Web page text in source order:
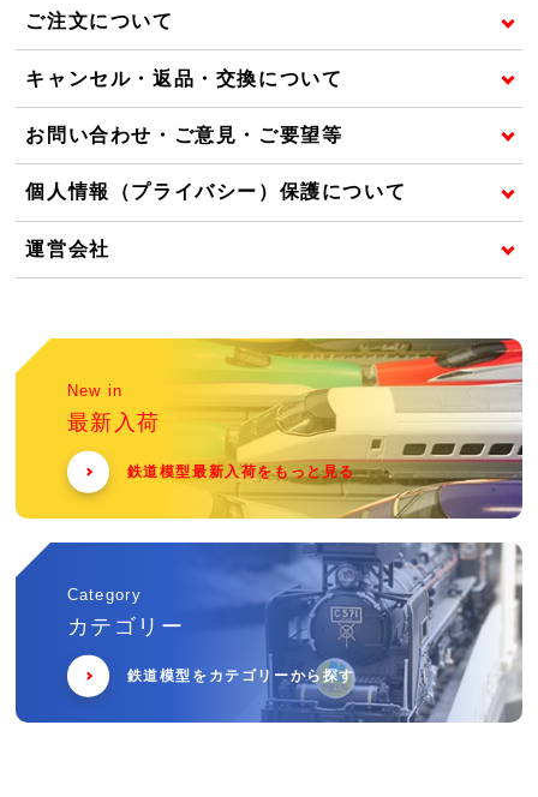
ご注文について
キャンセル・返品・交換について
お問い合わせ・ご意見・ご要望等
個人情報（プライバシー）保護について
運営会社
New in
最新入荷
鉄道模型最新入荷をもっと見る
Category
カテゴリー
鉄道模型をカテゴリーから探す